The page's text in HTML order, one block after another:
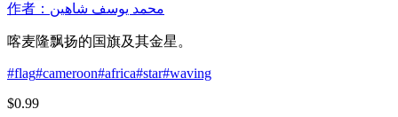
作者：محمد يوسف شاهين
喀麦隆飘扬的国旗及其金星。
#flag#cameroon#africa#star#waving
$0.99